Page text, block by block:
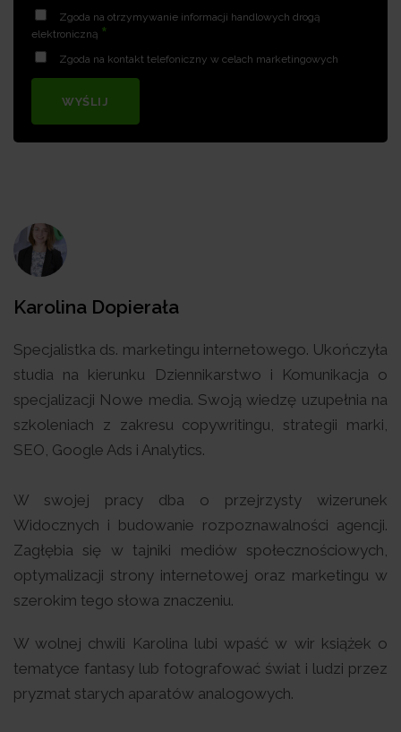
Zgoda na otrzymywanie informacji handlowych drogą
elektroniczną *
Zgoda na kontakt telefoniczny w celach marketingowych
WYŚLIJ
Karolina Dopierała
Specjalistka ds. marketingu internetowego. Ukończyła
studia na kierunku Dziennikarstwo i Komunikacja o
specjalizacji Nowe media. Swoją wiedzę uzupełnia na
szkoleniach z zakresu copywritingu, strategii marki,
SEO, Google Ads i Analytics.
W swojej pracy dba o przejrzysty wizerunek
Widocznych i budowanie rozpoznawalności agencji.
Zagłębia się w tajniki mediów społecznościowych,
optymalizacji strony internetowej oraz marketingu w
szerokim tego słowa znaczeniu.
W wolnej chwili Karolina lubi wpaść w wir książek o
tematyce fantasy lub fotografować świat i ludzi przez
pryzmat starych aparatów analogowych.